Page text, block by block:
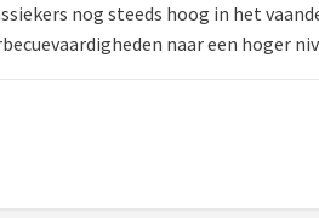
nog steeds hoog in het
naar een hoger